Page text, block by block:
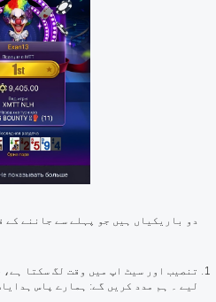
دو باریکیاں ہیں جو پہلے سے جاننے کے
لیے ۔ ہم مدد کریں گے: ہمارے پاس